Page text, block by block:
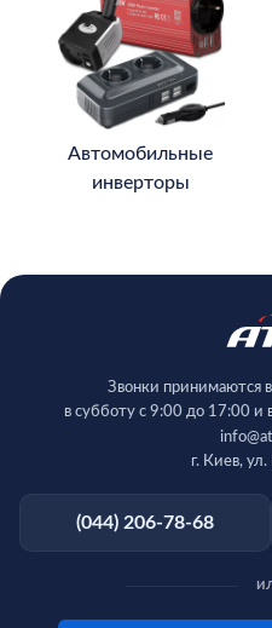
Автомобильные
инверторы
(044) 206-78-68
Звонки принимаются
в субботу с 9:00 до 17:00 и
г. Киев, ул.